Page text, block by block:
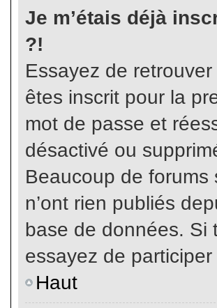
Je m’étais déjà
?!
Essayez de
êtes inscrit pour la
mot de passe et
désactivé ou
Beaucoup de
n’ont rien publiés
base de données. Si
essayez de
Haut